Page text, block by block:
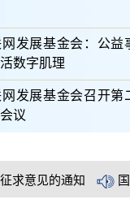
励大会两院院士大会中
发展基金会：公益
数字肌理
发展基金会召开第
议
求意见的通知
求意见的通知